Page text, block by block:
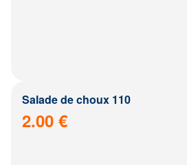
Salade de choux 110
2.00 €